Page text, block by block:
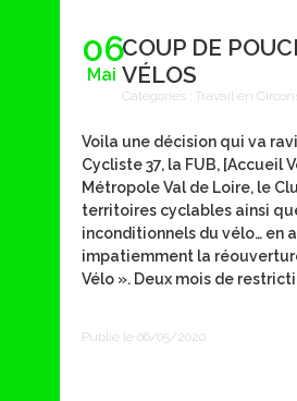
06
Mai
COUP DE
VÉLOS
Catégories : Travail en
Voila une décision qui va
Cycliste 37, la FUB, [Accueil
Métropole Val de Loire, le
territoires cyclables ainsi
inconditionnels du vélo… en
impatiemment la
Vélo ». Deux mois de
Publié le 06/05/2020